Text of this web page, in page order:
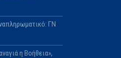
ΓΝ
η Βοήθεια»,